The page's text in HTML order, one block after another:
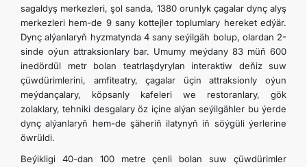
sagaldyş merkezleri, şol sanda, 1380 orunlyk çagalar dynç alyş
merkezleri hem-de 9 sany kottejler toplumlary hereket edýär.
Dynç alýanlaryň hyzmatynda 4 sany seýilgäh bolup, olardan 2-
sinde oýun attraksionlary bar. Umumy meýdany 83 müň 600
inedördül metr bolan teatrlaşdyrylan interaktiw deňiz suw
çüwdürimlerini, amfiteatry, çagalar üçin attraksionly oýun
meýdançalary, köpsanly kafeleri we restoranlary, gök
zolaklary, tehniki desgalary öz içine alýan seýilgähler bu ýerde
dynç alýanlaryň hem-de şäheriň ilatynyň iň söýgüli ýerlerine
öwrüldi.
Beýikligi 40-dan 100 metre çenli bolan suw çüwdürimler